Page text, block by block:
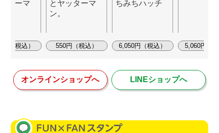
ターマ
円（税込）
とヤッターマ
ン。
550円（税込）
ちみちハッチ
6,050円（税込） 5,060円（
オンラインショップへ LINEショップへ